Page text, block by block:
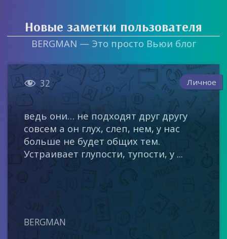
Новые заметки пользователя
BERGMAN — Это просто Вьюи блог
 32 Личное
ведь они… не подходят друг другу
совсем а он глух, слеп, нем, у нас
больше не будет общих тем.
Устраивает глупости, тупости, у ...
BERGMAN